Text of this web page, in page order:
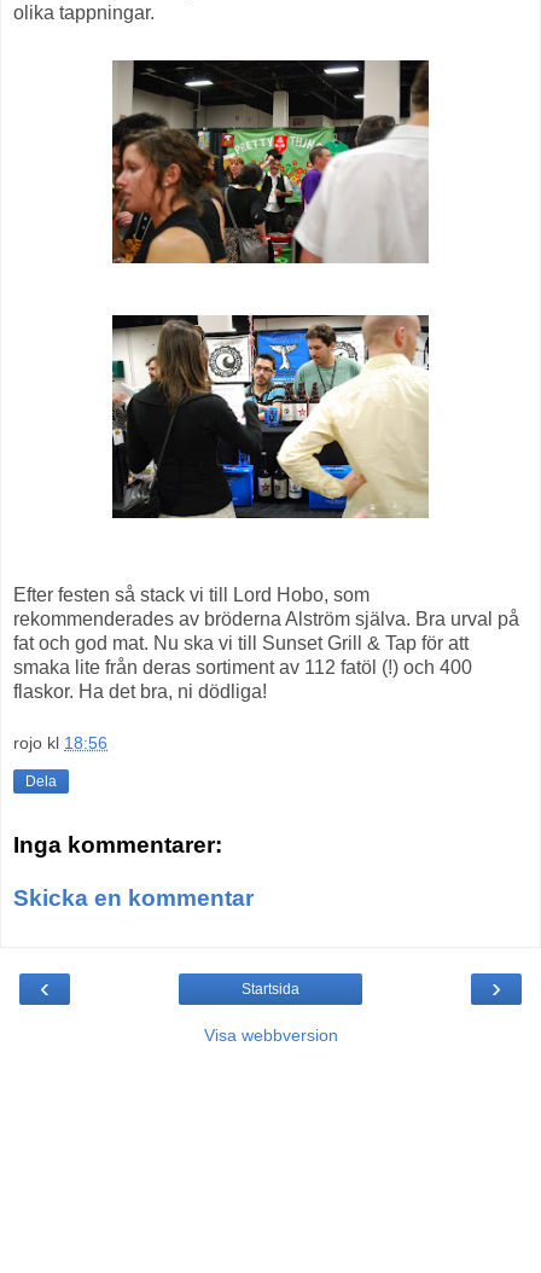
olika tappningar.
Efter festen så stack vi till Lord Hobo, som
rekommenderades av bröderna Alström själva. Bra urval på
fat och god mat. Nu ska vi till Sunset Grill & Tap för att
smaka lite från deras sortiment av 112 fatöl (!) och 400
flaskor. Ha det bra, ni dödliga!
rojo kl 18:56
Dela
Inga kommentarer:
Skicka en kommentar
‹ ›
Startsida
Visa webbversion